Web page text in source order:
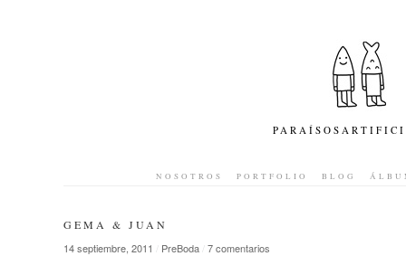
NOSOTROS PORTFOLIO BLOG
GEMA & JUAN
14 septiembre, 2011
PreBoda 7 comentarios